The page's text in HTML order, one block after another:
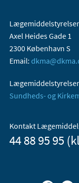
Axel Heides Gade 1
2300 København S
Email:
Sundheds- og
Kontakt
44 88 95 95